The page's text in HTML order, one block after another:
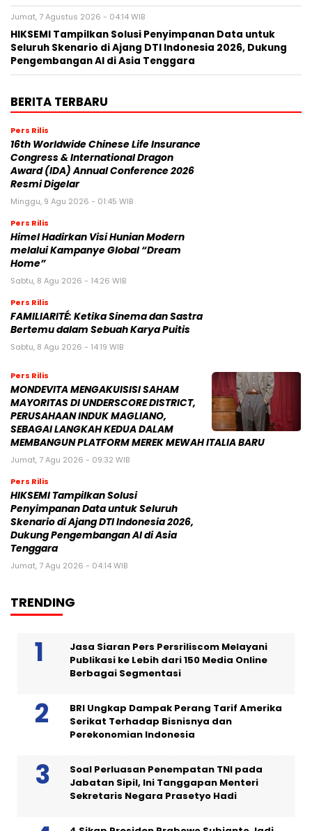
Jumat, 7 Agustus 2026 - 04:14 WIB
HIKSEMI Tampilkan Solusi Penyimpanan Data untuk
Seluruh Skenario di Ajang DTI Indonesia 2026, Dukung
Pengembangan AI di Asia Tenggara
BERITA TERBARU
Pers Rilis
16th Worldwide Chinese Life Insurance
Congress & International Dragon
Award (IDA) Annual Conference 2026
Resmi Digelar
Minggu, 9 Agu 2026 - 01:45 WIB
Pers Rilis
Himel Hadirkan Visi Hunian Modern
melalui Kampanye Global “Dream
Home”
Sabtu, 8 Agu 2026 - 14:26 WIB
Pers Rilis
FAMILIARITÉ: Ketika Sinema dan Sastra
Bertemu dalam Sebuah Karya Puitis
Sabtu, 8 Agu 2026 - 14:19 WIB
Pers Rilis
MONDEVITA MENGAKUISISI SAHAM
MAYORITAS DI UNDERSCORE DISTRICT,
PERUSAHAAN INDUK MAGLIANO,
SEBAGAI LANGKAH KEDUA DALAM
MEMBANGUN PLATFORM MEREK MEWAH ITALIA BARU
Jumat, 7 Agu 2026 - 09:32 WIB
Pers Rilis
HIKSEMI Tampilkan Solusi
Penyimpanan Data untuk Seluruh
Skenario di Ajang DTI Indonesia 2026,
Dukung Pengembangan AI di Asia
Tenggara
Jumat, 7 Agu 2026 - 04:14 WIB
TRENDING
Jasa Siaran Pers Persriliscom Melayani
Publikasi ke Lebih dari 150 Media Online
Berbagai Segmentasi
BRI Ungkap Dampak Perang Tarif Amerika
Serikat Terhadap Bisnisnya dan
Perekonomian Indonesia
Soal Perluasan Penempatan TNI pada
Jabatan Sipil, Ini Tanggapan Menteri
Sekretaris Negara Prasetyo Hadi